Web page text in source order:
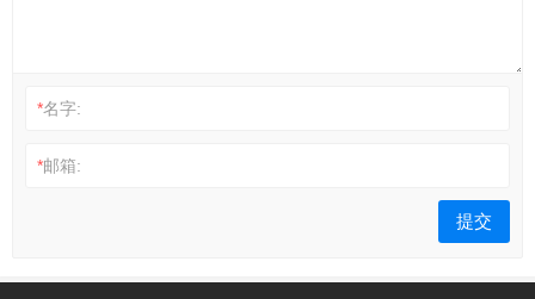
*名字:
*邮箱: